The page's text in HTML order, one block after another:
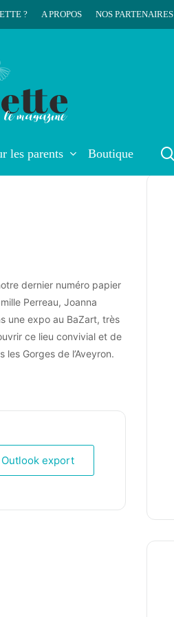
? A PROPOS NOS PARTENAIRES
les parents Boutique
dernier numéro papier
Perreau, Joanna
une expo au BaZart, très
ce lieu convivial et de
Gorges de l’Aveyron.
export